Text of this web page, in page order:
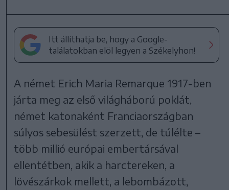
Itt állíthatja be, hogy a Google-
találatokban elöl legyen a Székelyhon!
A német Erich Maria Remarque 1917-ben
járta meg az első világháború poklát,
német katonaként Franciaországban
súlyos sebesülést szerzett, de túlélte –
több millió európai embertársával
ellentétben, akik a harctereken, a
lövészárkok mellett, a lebombázott,